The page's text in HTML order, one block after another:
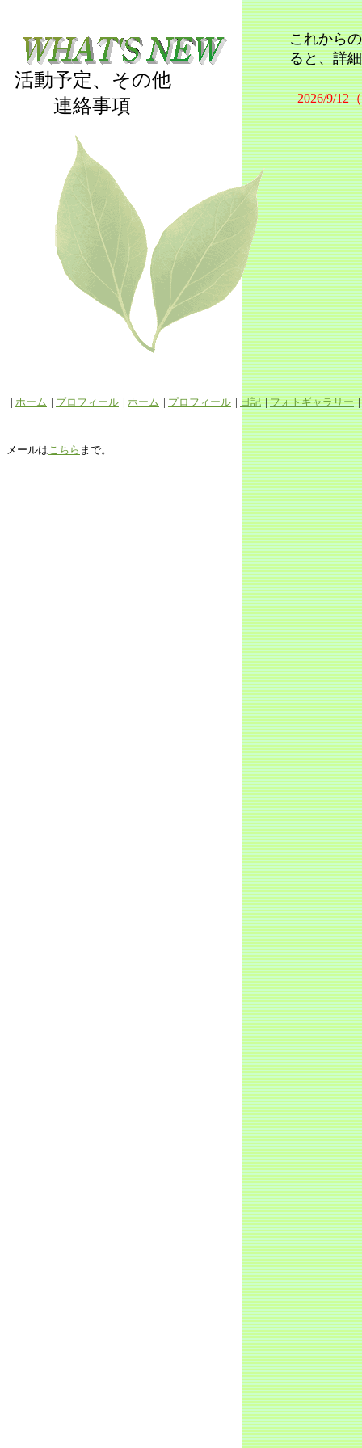
活動予定、その他
連絡事項
これから
ると、詳
2026/9/12
| ホーム | プロフィール | ホーム | プロフィール | 日記 |フォトギャラリー |
メールはこちら まで。